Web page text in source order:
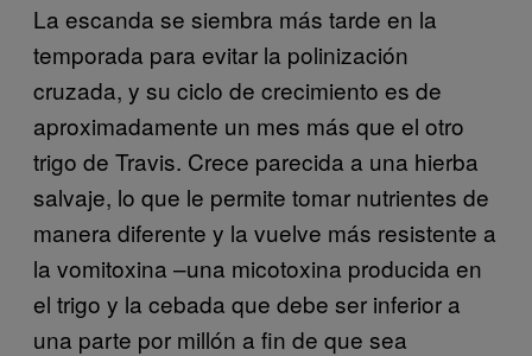
La escanda se siembra más tarde en la
temporada para evitar la polinización
cruzada, y su ciclo de crecimiento es de
aproximadamente un mes más que el otro
trigo de Travis. Crece parecida a una hierba
salvaje, lo que le permite tomar nutrientes de
manera diferente y la vuelve más resistente a
la vomitoxina –una micotoxina producida en
el trigo y la cebada que debe ser inferior a
una parte por millón a fin de que sea